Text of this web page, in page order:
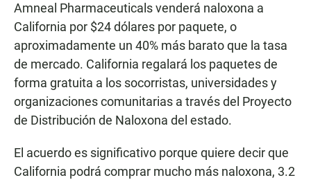
Amneal Pharmaceuticals venderá naloxona a
California por $24 dólares por paquete, o
aproximadamente un 40% más barato que la tasa
de mercado. California regalará los paquetes de
forma gratuita a los socorristas, universidades y
organizaciones comunitarias a través del Proyecto
de Distribución de Naloxona del estado.
El acuerdo es significativo porque quiere decir que
California podrá comprar mucho más naloxona, 3.2